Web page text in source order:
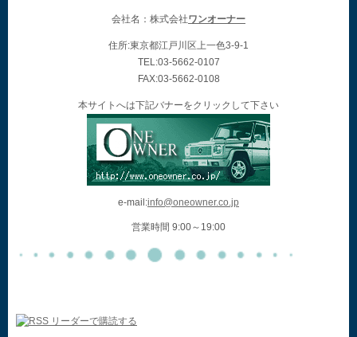
会社名：株式会社ワンオーナー
住所:東京都江戸川区上一色3-9-1
TEL:03-5662-0107
FAX:03-5662-0108
本サイトへは下記バナーをクリックして下さい
e-mail:info@oneowner.co.jp
営業時間 9:00～19:00